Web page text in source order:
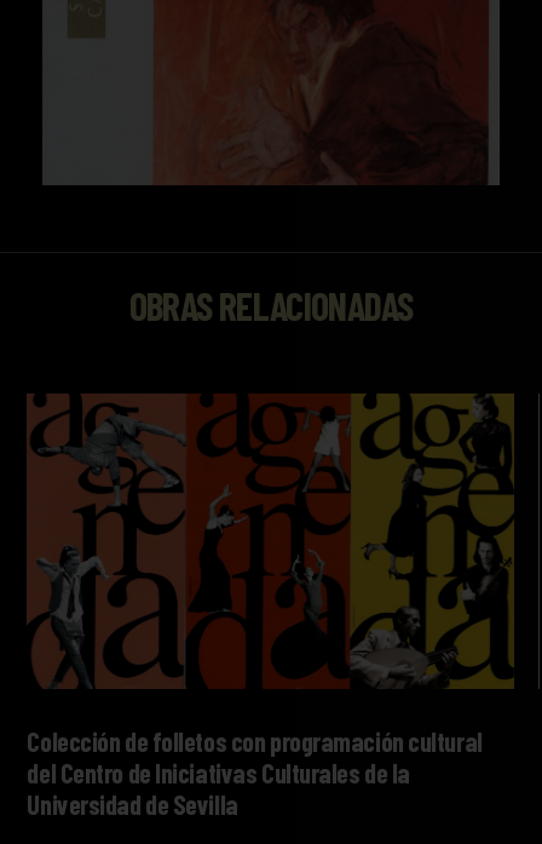
OBRAS RELACIONADAS
Colección de folletos con programación cultural
del Centro de Iniciativas Culturales de la
Universidad de Sevilla